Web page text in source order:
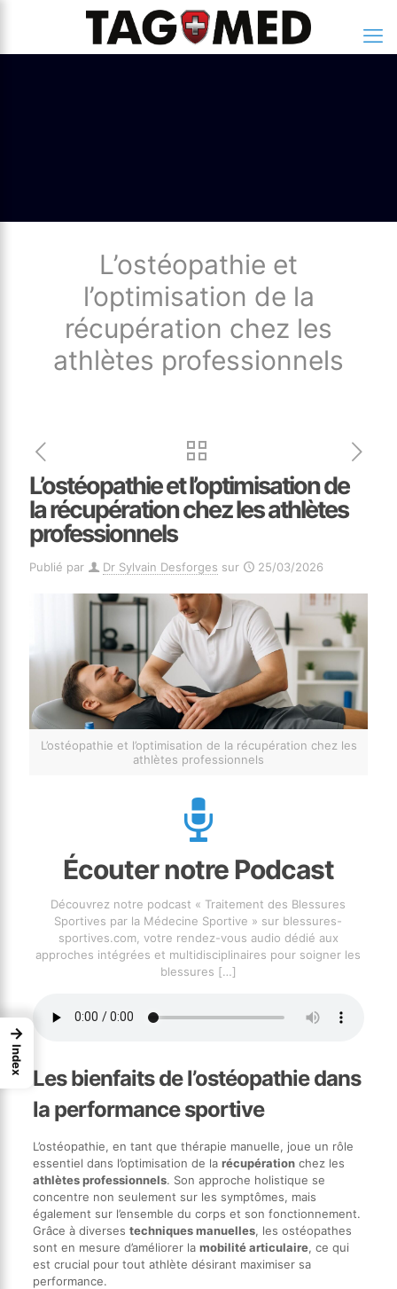
L’ostéopathie et
l’optimisation de la
récupération chez les
athlètes professionnels
L’ostéopathie et l’optimisation de
la récupération chez les athlètes
professionnels
Publié par Dr Sylvain Desforges sur 25/03/2026
L’ostéopathie et l’optimisation de la récupération chez les
athlètes professionnels
Écouter notre Podcast
Découvrez notre podcast « Traitement des Blessures
Sportives par la Médecine Sportive » sur blessures-
sportives.com, votre rendez-vous audio dédié aux
approches intégrées et multidisciplinaires pour soigner les
blessures […]
Les bienfaits de l’ostéopathie dans
la performance sportive
L’ostéopathie, en tant que thérapie manuelle, joue un rôle
essentiel dans l’optimisation de la récupérationchez les
athlètes professionnels. Son approche holistique se
concentre non seulement sur les symptômes, mais
également sur l’ensemble du corps et son fonctionnement.
Grâce à diverses techniques manuelles, les ostéopathes
sont en mesure d’améliorer la mobilité articulaire, ce qui
est crucial pour tout athlète désirant maximiser sa
performance.
→
Index